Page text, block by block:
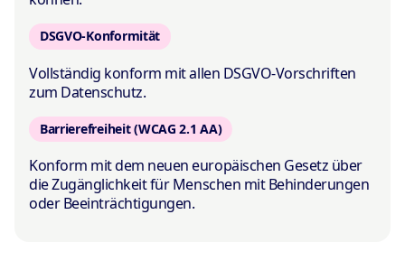
DSGVO-Konformität
Vollständig konform mit allen DSGVO-Vorschriften
zum Datenschutz.
Barrierefreiheit (WCAG 2.1 AA)
Konform mit dem neuen europäischen Gesetz über
die Zugänglichkeit für Menschen mit Behinderungen
oder Beeinträchtigungen.